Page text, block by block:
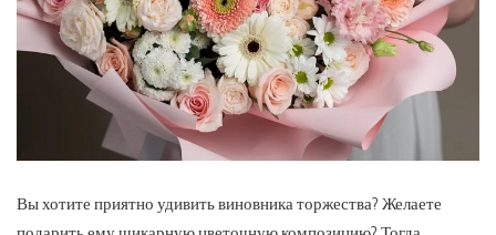
Вы хотите приятно удивить виновника торжества? Желаете